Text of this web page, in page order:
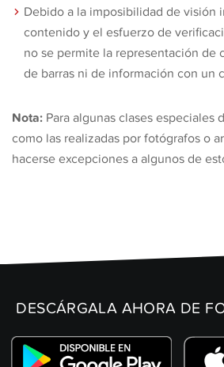
Debido a la imposibilidad de visión
contenido y el esfuerzo de
no se permite la representación de
de barras ni de información con un
Nota: Para algunas clases especiales
como las realizadas por fotógrafos o
hacerse excepciones a algunos de
DESCÁRGALA AHORA DE